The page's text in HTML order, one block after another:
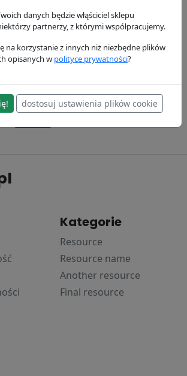
Filtr
P764668
Donaldson
Kategorie
Resource
Resource name
Another resource
Final resource
danych będzie włąściciel sklepu
partnerzy, z którymi współpracujemy.
na korzystanie z innych niż niezbędne plików
opisanych w polityce prywatności?
dostosuj ustawienia plików cookie